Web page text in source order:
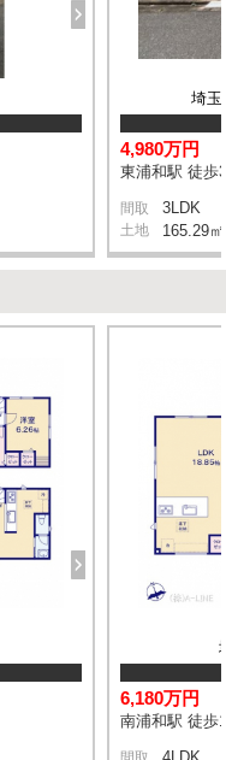
埼玉
4,980万円
東浦和駅 徒歩
間取 3LDK
土地 165.29㎡
6,180万円
南浦和駅 徒歩